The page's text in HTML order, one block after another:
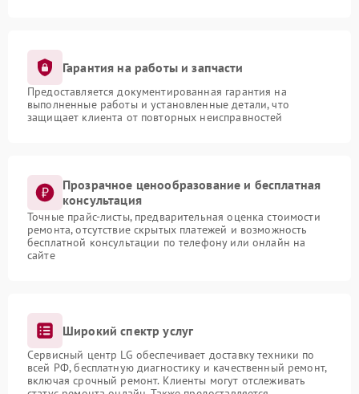
Гарантия на работы и запчасти
Предоставляется документированная гарантия на
выполненные работы и установленные детали, что
защищает клиента от повторных неисправностей
Прозрачное ценообразование и бесплатная
консультация
Точные прайс-листы, предварительная оценка стоимости
ремонта, отсутствие скрытых платежей и возможность
бесплатной консультации по телефону или онлайн на
сайте
Широкий спектр услуг
Сервисный центр LG обеспечивает доставку техники по
всей РФ, бесплатную диагностику и качественный ремонт,
включая срочный ремонт. Клиенты могут отслеживать